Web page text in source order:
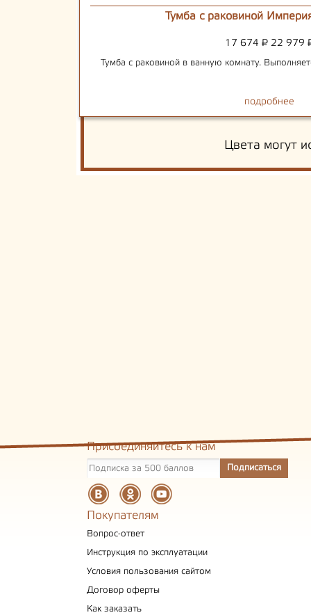
Тумба с раковиной
17 674 ₽ 22 979
Тумба с раковиной в ванную комнату.
подробнее
Цвета могут
Присоединяйтесь к нам
Покупателям
Вопрос-ответ
Инструкция по эксплуатации
Условия пользования сайтом
Договор оферты
Как заказать